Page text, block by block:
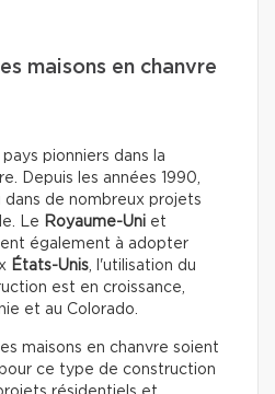
maisons en chanvre
pionniers dans la
Depuis les années 1990,
dans de nombreux projets
Le Royaume-Uni et
également à adopter
États-Unis , l'utilisation du
est en croissance,
et au Colorado.
maisons en chanvre soient
ce type de construction